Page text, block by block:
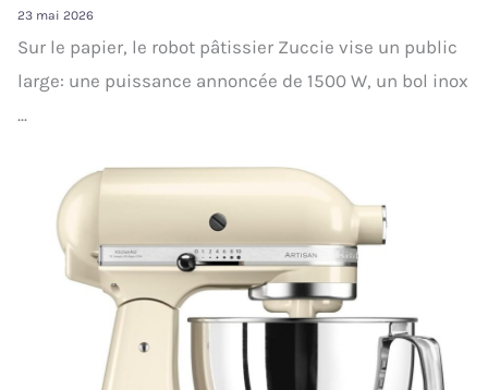
23 mai 2026
Sur le papier, le robot pâtissier Zuccie vise un public
large: une puissance annoncée de 1500 W, un bol inox
...